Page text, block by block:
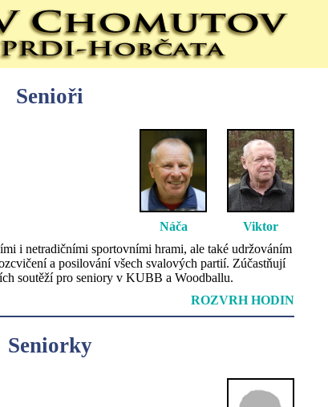
Senioři
Viktor
Náča
i netradičními sportovními hrami, ale také udržováním
a posilování všech svalových partií. Zúčastňují
soutěží pro seniory v KUBB a Woodballu.
ROZVRH HODIN
Seniorky